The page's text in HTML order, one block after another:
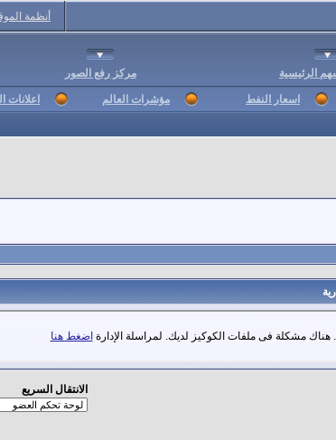
أنظمة
الرئيسية مركز رفع الصور
اسعار النفط مؤشرات العالم
هناك مشكلة فى ملفات الكوكيز لديك. لمراسلة الإدارة اضغط هنا
الانتقال السريع